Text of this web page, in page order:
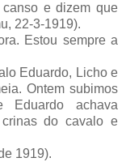
e dizem que
22-3-1919).
Estou sempre a
Eduardo, Licho e
Ontem subimos
Eduardo achava
do cavalo e
1919).